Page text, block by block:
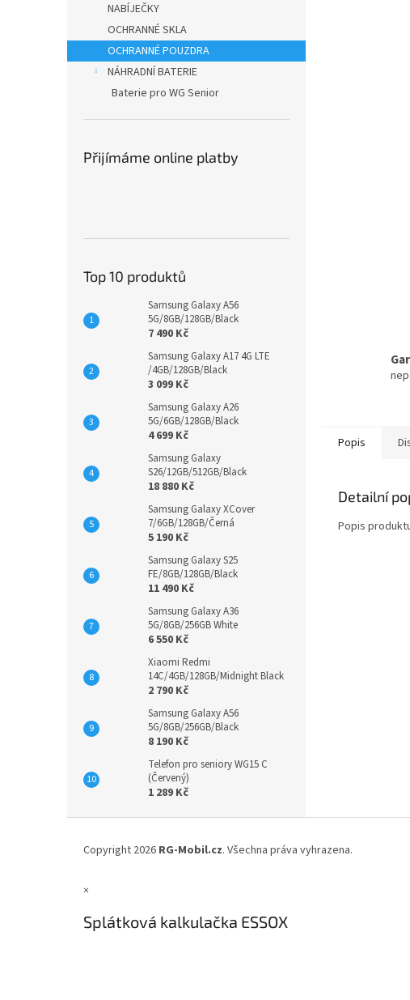
NABÍJEČKY
OCHRANNÉ SKLA
OCHRANNÉ POUZDRA
NÁHRADNÍ BATERIE
Baterie pro WG Senior
Přijímáme online platby
Top 10 produktů
Samsung Galaxy A56
5G/8GB/128GB/Black
7 490 Kč
Samsung Galaxy A17 4G LTE
/4GB/128GB/Black
3 099 Kč
Samsung Galaxy A26
5G/6GB/128GB/Black
4 699 Kč
Samsung Galaxy
S26/12GB/512GB/Black
18 880 Kč
Samsung Galaxy XCover
7/6GB/128GB/Černá
5 190 Kč
Samsung Galaxy S25
FE/8GB/128GB/Black
11 490 Kč
Samsung Galaxy A36
5G/8GB/256GB White
6 550 Kč
Xiaomi Redmi
14C/4GB/128GB/Midnight Black
2 790 Kč
Samsung Galaxy A56
5G/8GB/256GB/Black
8 190 Kč
Telefon pro seniory WG15 C
(Červený)
1 289 Kč
Popis
Detailní
Popis
Copyright 2026 RG-Mobil.cz. Všechna práva vyhrazena.
×
Splátková kalkulačka ESSOX